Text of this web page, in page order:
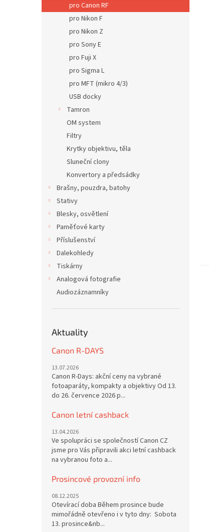
pro Canon RF
pro Nikon F
pro Nikon Z
pro Sony E
pro Fuji X
pro Sigma L
pro MFT (mikro 4/3)
USB docky
Tamron
OM system
Filtry
Krytky objektivu, těla
Sluneční clony
Konvertory a předsádky
Brašny, pouzdra, batohy
Stativy
Blesky, osvětlení
Paměťové karty
Příslušenství
Dalekohledy
Tiskárny
Analogová fotografie
Audiozáznamníky
Aktuality
Canon R-DAYS
13.07.2026
Canon R-Days: akční ceny na vybrané
fotoaparáty, kompakty a objektivy Od 13.
do 26. července 2026 p...
Canon letní cashback
13.04.2026
Ve spolupráci se společností Canon CZ
jsme pro Vás připravili akci letní cashback
na vybranou foto a...
Prosincové provozní info
08.12.2025
Otevírací doba Během prosince bude
mimořádně otevřeno i v tyto dny: Sobota
13. prosince&nb...